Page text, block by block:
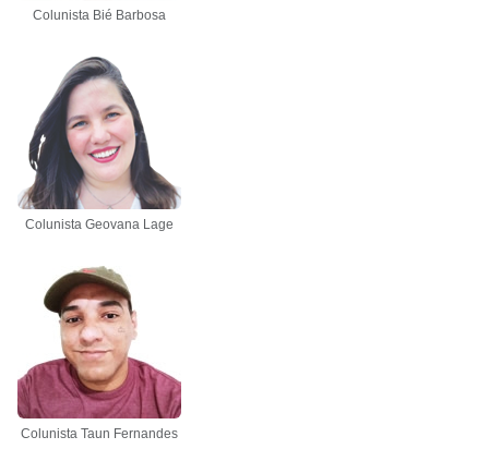
Colunista Bié Barbosa
Colunista Geovana Lage
Colunista Taun Fernandes